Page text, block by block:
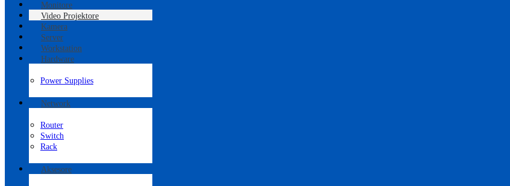
Monitore
Video Projektore
Kamera
Server
Workstation
Hardware
Power Supplies
Network
Router
Switch
Rack
Aksesore